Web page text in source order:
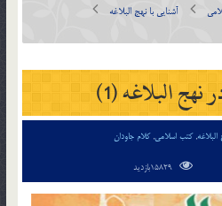
آشنایی با نهج البلاغه
البلاغه (1)
,کتب اسلامی,کلام جاودان